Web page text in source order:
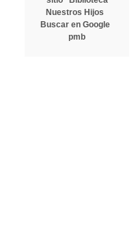
Nuestros Hijos
Buscar en Google
pmb